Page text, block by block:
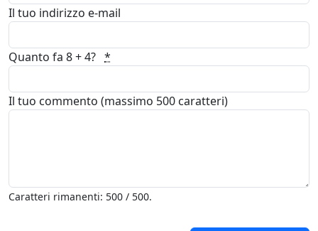
Il tuo indirizzo e-mail
Quanto fa 8 + 4? *
Il tuo commento (massimo 500 caratteri)
Caratteri rimanenti: 500 / 500.